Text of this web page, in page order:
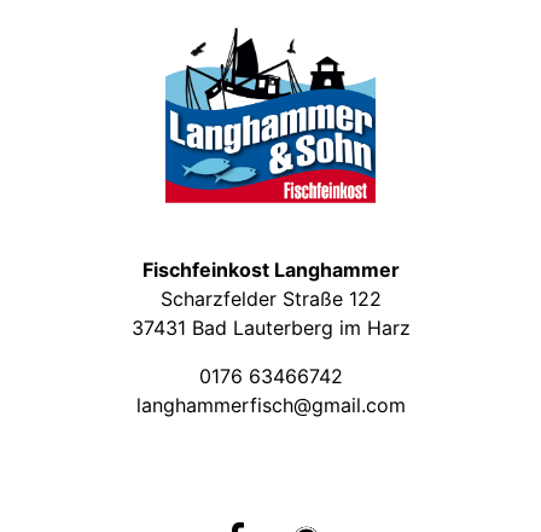
Fischfeinkost Langhammer
Scharzfelder Straße 122
37431 Bad Lauterberg im Harz
0176 63466742
langhammerfisch@gmail.com